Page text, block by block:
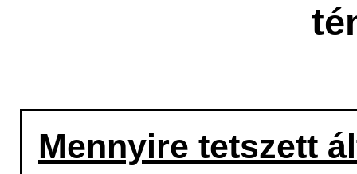
Mennyire tetszett